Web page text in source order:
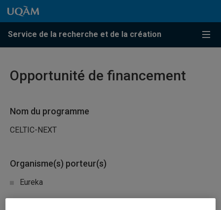
Passer au contenu
Accéder au menu principal
Accéder à la recherche
Passer au contenu
Accéder au menu principal
Service de la recherche et de la création
Menu
Opportunité de financement
Nom du programme
CELTIC-NEXT
Organisme(s) porteur(s)
Eureka